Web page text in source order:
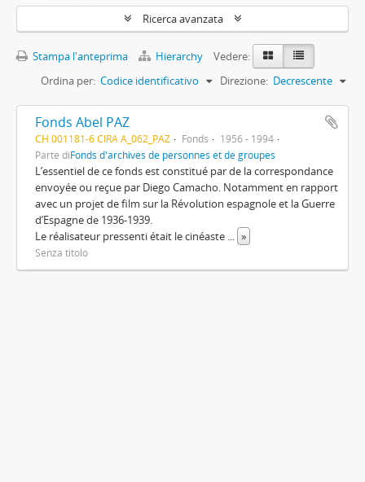
Ricerca avanzata
Stampa l'anteprima Hierarchy
Vedere:
Ordina per: Codice identificativo Direzione: Decrescente
Fonds Abel PAZ
CH 001181-6 CIRA A_062_PAZ Fonds
1956 - 1994
Parte diFonds d'archives de personnes et de groupes
L’essentiel de ce fonds est constitué par de la correspondance
envoyée ou reçue par Diego Camacho. Notamment en rapport
avec un projet de film sur la Révolution espagnole et la Guerre
d’Espagne de 1936-1939.
Le réalisateur pressenti était le cinéaste ... »
Senza titolo